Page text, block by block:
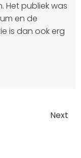
Het publiek was
en de
is dan ook erg
Next